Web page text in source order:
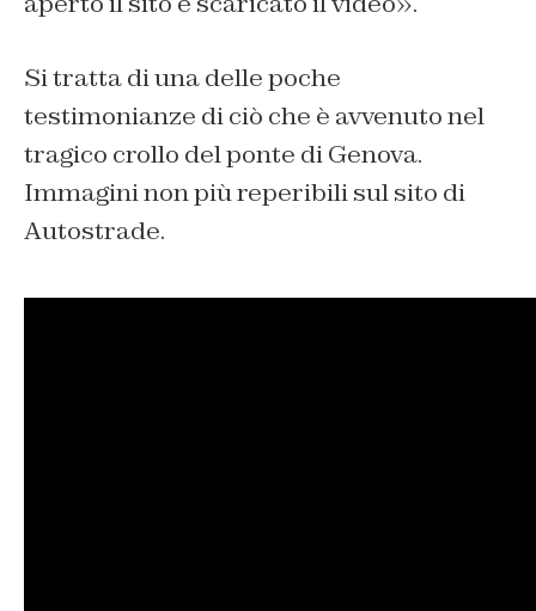
Si tratta di una delle poche
testimonianze di ciò che è avvenuto nel
tragico crollo del ponte di Genova.
Immagini non più reperibili sul sito di
Autostrade.